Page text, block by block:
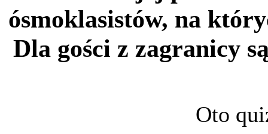
ósmoklasistów, na
Dla gości z zagranicy
Oto